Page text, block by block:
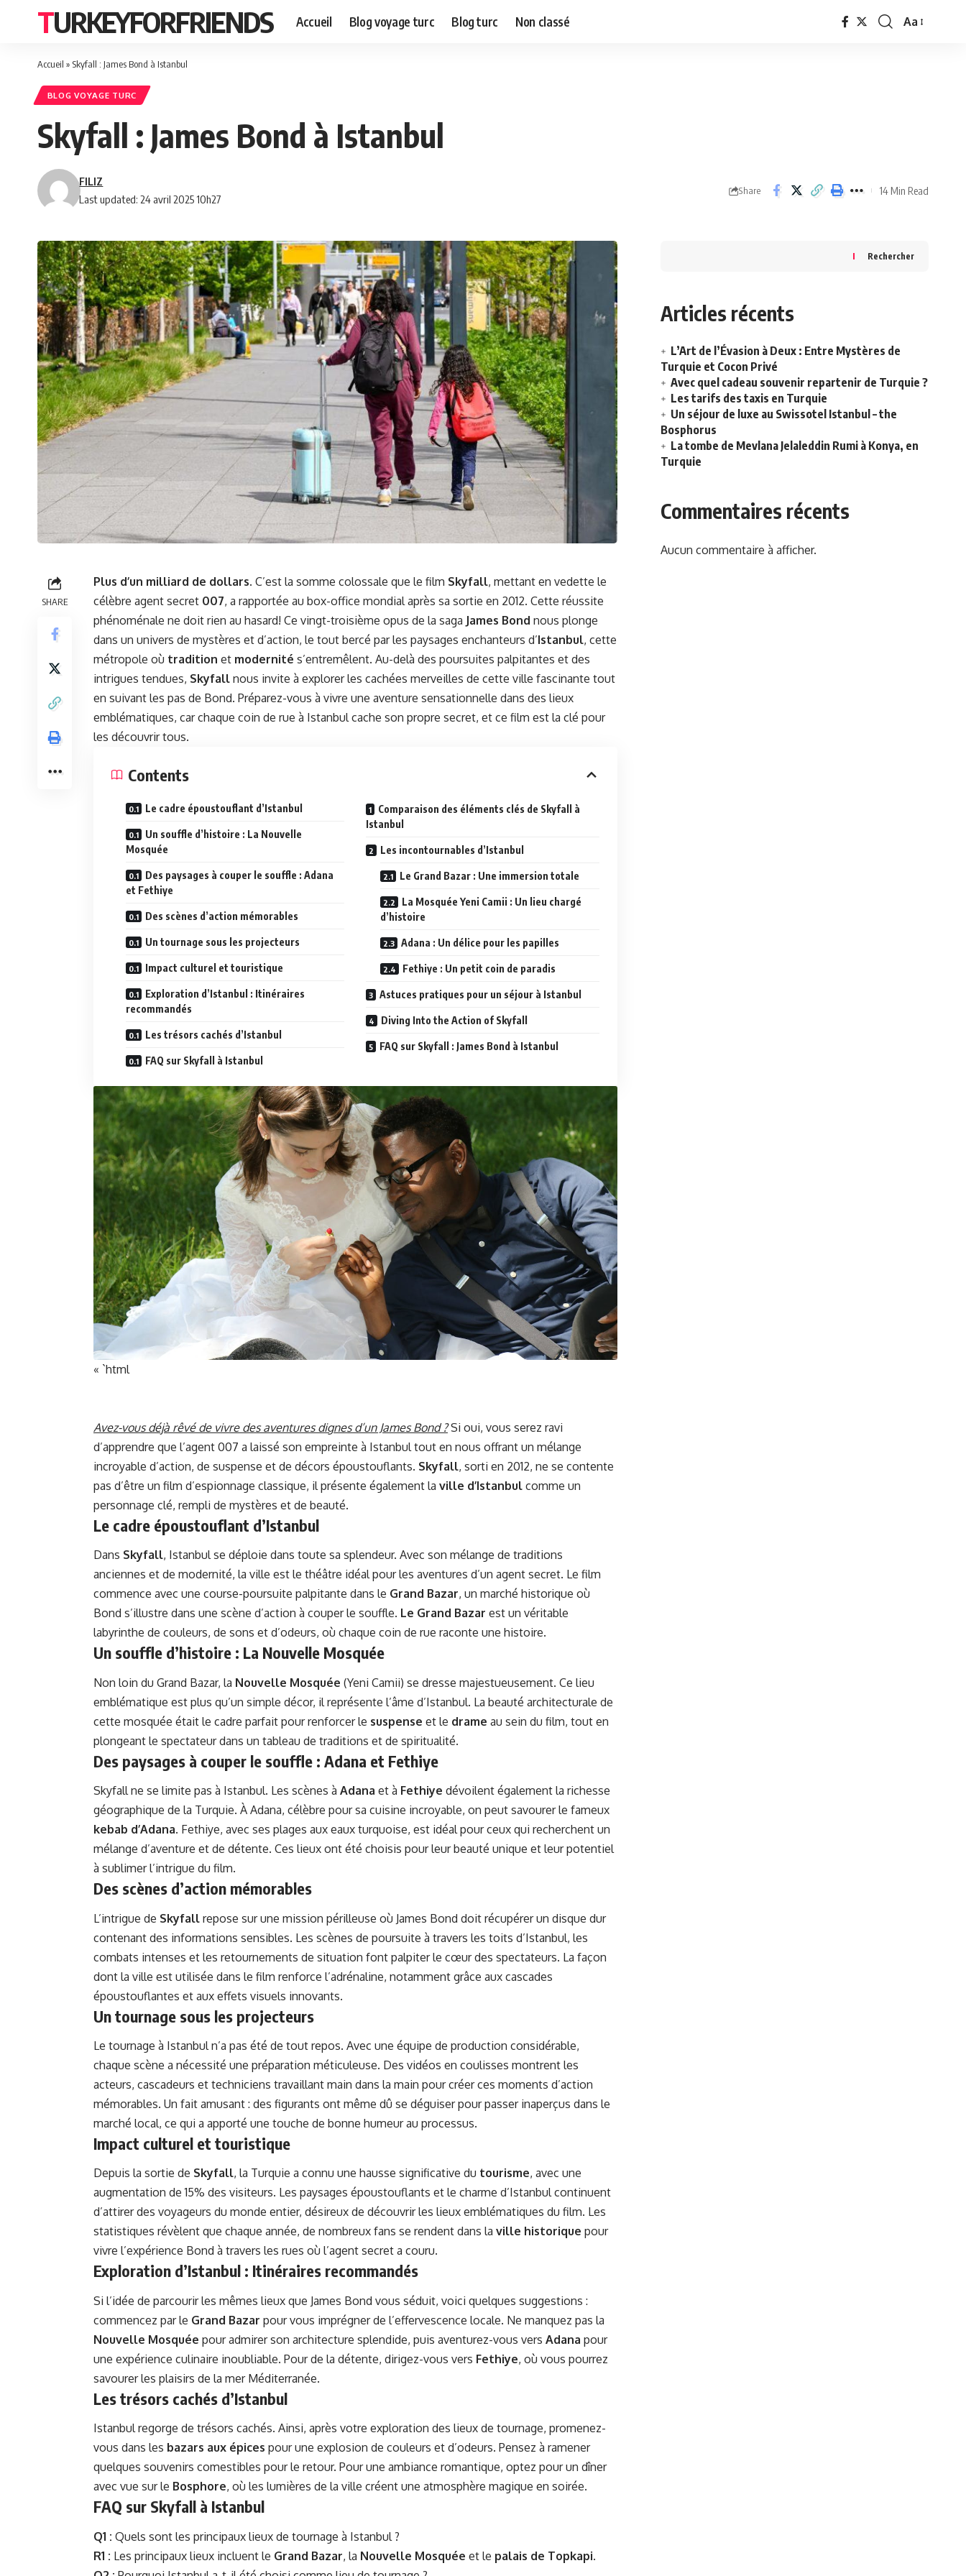
TURKEYFORFRIENDS Accueil Blog voyage turc Blog turc Non classé
Font
Aa
Accueil » Skyfall : James Bond à Istanbul
BLOG VOYAGE TURC
Skyfall : James Bond à Istanbul
Last updated: 24 avril 2025 10h27
FILIZ
Share 14 Min Read
SHARE
Plus d’un milliard de dollars. C’est la somme colossale que le film Skyfall, mettant en vedette le
célèbre agent secret 007, a rapportée au box-office mondial après sa sortie en 2012. Cette réussite
phénoménale ne doit rien au hasard! Ce vingt-troisième opus de la saga James Bond nous plonge
dans un univers de mystères et d’action, le tout bercé par les paysages enchanteurs d’Istanbul, cette
métropole où tradition et modernité s’entremêlent. Au-delà des poursuites palpitantes et des
intrigues tendues, Skyfall nous invite à explorer les cachées merveilles de cette ville fascinante tout
en suivant les pas de Bond. Préparez-vous à vivre une aventure sensationnelle dans des lieux
emblématiques, car chaque coin de rue à Istanbul cache son propre secret, et ce film est la clé pour
les découvrir tous.
Contents
Le cadre époustouflant d’Istanbul
Un souffle d’histoire : La Nouvelle
Mosquée
Des paysages à couper le souffle : Adana
et Fethiye
Des scènes d’action mémorables
Un tournage sous les projecteurs
Impact culturel et touristique
Exploration d’Istanbul : Itinéraires
recommandés
Les trésors cachés d’Istanbul
FAQ sur Skyfall à Istanbul
Comparaison des éléments clés de Skyfall à
Istanbul
Les incontournables d’Istanbul
Le Grand Bazar : Une immersion totale
La Mosquée Yeni Camii : Un lieu chargé
d’histoire
Adana : Un délice pour les papilles
Fethiye : Un petit coin de paradis
Astuces pratiques pour un séjour à Istanbul
Diving Into the Action of Skyfall
FAQ sur Skyfall : James Bond à Istanbul
« `html
Avez-vous déjà rêvé de vivre des aventures dignes d’un James Bond ?Si oui, vous serez ravi
d’apprendre que l’agent 007 a laissé son empreinte à Istanbul tout en nous offrant un mélange
incroyable d’action, de suspense et de décors époustouflants. Skyfall, sorti en 2012, ne se contente
pas d’être un film d’espionnage classique, il présente également la ville d’Istanbul comme un
personnage clé, rempli de mystères et de beauté.
Le cadre époustouflant d’Istanbul
Dans Skyfall, Istanbul se déploie dans toute sa splendeur. Avec son mélange de traditions
anciennes et de modernité, la ville est le théâtre idéal pour les aventures d’un agent secret. Le film
commence avec une course-poursuite palpitante dans le Grand Bazar, un marché historique où
Bond s’illustre dans une scène d’action à couper le souffle. Le Grand Bazar est un véritable
labyrinthe de couleurs, de sons et d’odeurs, où chaque coin de rue raconte une histoire.
Un souffle d’histoire : La Nouvelle Mosquée
Non loin du Grand Bazar, la Nouvelle Mosquée (Yeni Camii) se dresse majestueusement. Ce lieu
emblématique est plus qu’un simple décor, il représente l’âme d’Istanbul. La beauté architecturale de
cette mosquée était le cadre parfait pour renforcer le suspense et le drame au sein du film, tout en
plongeant le spectateur dans un tableau de traditions et de spiritualité.
Des paysages à couper le souffle : Adana et Fethiye
Skyfall ne se limite pas à Istanbul. Les scènes à Adana et à Fethiye dévoilent également la richesse
géographique de la Turquie. À Adana, célèbre pour sa cuisine incroyable, on peut savourer le fameux
kebab d’Adana. Fethiye, avec ses plages aux eaux turquoise, est idéal pour ceux qui recherchent un
mélange d’aventure et de détente. Ces lieux ont été choisis pour leur beauté unique et leur potentiel
à sublimer l’intrigue du film.
Des scènes d’action mémorables
L’intrigue de Skyfall repose sur une mission périlleuse où James Bond doit récupérer un disque dur
contenant des informations sensibles. Les scènes de poursuite à travers les toits d’Istanbul, les
combats intenses et les retournements de situation font palpiter le cœur des spectateurs. La façon
dont la ville est utilisée dans le film renforce l’adrénaline, notamment grâce aux cascades
époustouflantes et aux effets visuels innovants.
Un tournage sous les projecteurs
Le tournage à Istanbul n’a pas été de tout repos. Avec une équipe de production considérable,
chaque scène a nécessité une préparation méticuleuse. Des vidéos en coulisses montrent les
acteurs, cascadeurs et techniciens travaillant main dans la main pour créer ces moments d’action
mémorables. Un fait amusant : des figurants ont même dû se déguiser pour passer inaperçus dans le
marché local, ce qui a apporté une touche de bonne humeur au processus.
Impact culturel et touristique
Depuis la sortie de Skyfall, la Turquie a connu une hausse significative du tourisme, avec une
augmentation de 15% des visiteurs. Les paysages époustouflants et le charme d’Istanbul continuent
d’attirer des voyageurs du monde entier, désireux de découvrir les lieux emblématiques du film. Les
statistiques révèlent que chaque année, de nombreux fans se rendent dans la ville historique pour
vivre l’expérience Bond à travers les rues où l’agent secret a couru.
Exploration d’Istanbul : Itinéraires recommandés
Si l’idée de parcourir les mêmes lieux que James Bond vous séduit, voici quelques suggestions :
commencez par le Grand Bazar pour vous imprégner de l’effervescence locale. Ne manquez pas la
Nouvelle Mosquée pour admirer son architecture splendide, puis aventurez-vous vers Adana pour
une expérience culinaire inoubliable. Pour de la détente, dirigez-vous vers Fethiye, où vous pourrez
savourer les plaisirs de la mer Méditerranée.
Les trésors cachés d’Istanbul
Istanbul regorge de trésors cachés. Ainsi, après votre exploration des lieux de tournage, promenez-
vous dans les bazars aux épices pour une explosion de couleurs et d’odeurs. Pensez à ramener
quelques souvenirs comestibles pour le retour. Pour une ambiance romantique, optez pour un dîner
avec vue sur le Bosphore, où les lumières de la ville créent une atmosphère magique en soirée.
FAQ sur Skyfall à Istanbul
Q1 : Quels sont les principaux lieux de tournage à Istanbul ?
R1 : Les principaux lieux incluent le Grand Bazar, la Nouvelle Mosquée et le palais de Topkapi.
Rechercher
Articles récents
L’Art de l’Évasion à Deux : Entre Mystères de
Turquie et Cocon Privé
Avec quel cadeau souvenir repartenir de Turquie ?
Les tarifs des taxis en Turquie
Un séjour de luxe au Swissotel Istanbul – the
Bosphorus
La tombe de Mevlana Jelaleddin Rumi à Konya, en
Turquie
Commentaires récents
Aucun commentaire à afficher.